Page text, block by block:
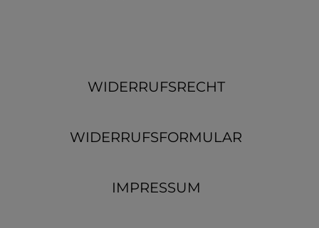
WIDERRUFSRECHT
WIDERRUFSFORMULAR
IMPRESSUM